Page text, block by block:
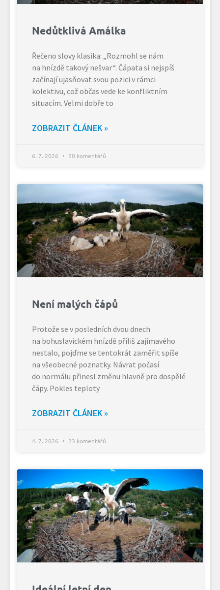
Nedůtklivá Amálka
Řečeno slovy klasika: „Rozmohl se nám
na hnízdě takový nešvar“. Čápata si nejspíš
začínají ujasňovat svou pozici v rámci
kolektivu, což občas vede ke konfliktním
situacím. Velmi dobře to
ZOBRAZIT ČLÁNEK »
6. 7. 2026 20 komentářů
Není malých čápů
Protože se v posledních dvou dnech
na bohuslavickém hnízdě příliš zajímavého
nestalo, pojďme se tentokrát zaměřit spíše
na všeobecné poznatky. Návrat počasí
do normálu přinesl změnu hlavně pro dospělé
čápy. Pokles teploty
ZOBRAZIT ČLÁNEK »
4. 7. 2026 23 komentářů